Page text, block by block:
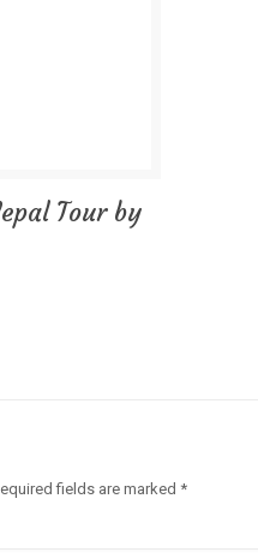
Tour by
fields are marked *